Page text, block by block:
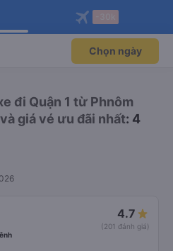
ngay!
viên độc
Mở app
vé máy bay qua
Mở app
Chọn ngày
đi Quận 1 từ Phnôm
giá vé ưu đãi nhất: 4
4.7
(201 đánh giá)